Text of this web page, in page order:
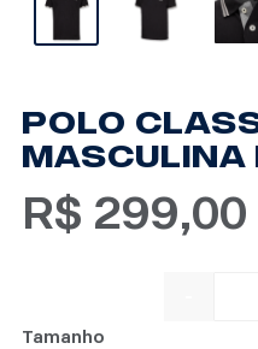
POLO
MASCULINA
R$ 299,00
Tamanho